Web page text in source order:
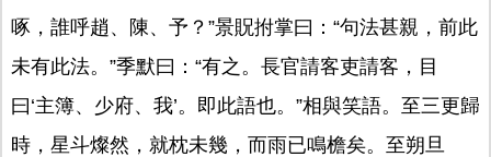
啄，誰呼趙、陳、予？”景貺拊掌曰：“句法甚親，前此
未有此法。”季默曰：“有之。長官請客吏請客，目
曰‘主簿、少府、我’。即此語也。”相與笑語。至三更歸
時，星斗燦然，就枕未幾，而雨已鳴檐矣。至朔旦